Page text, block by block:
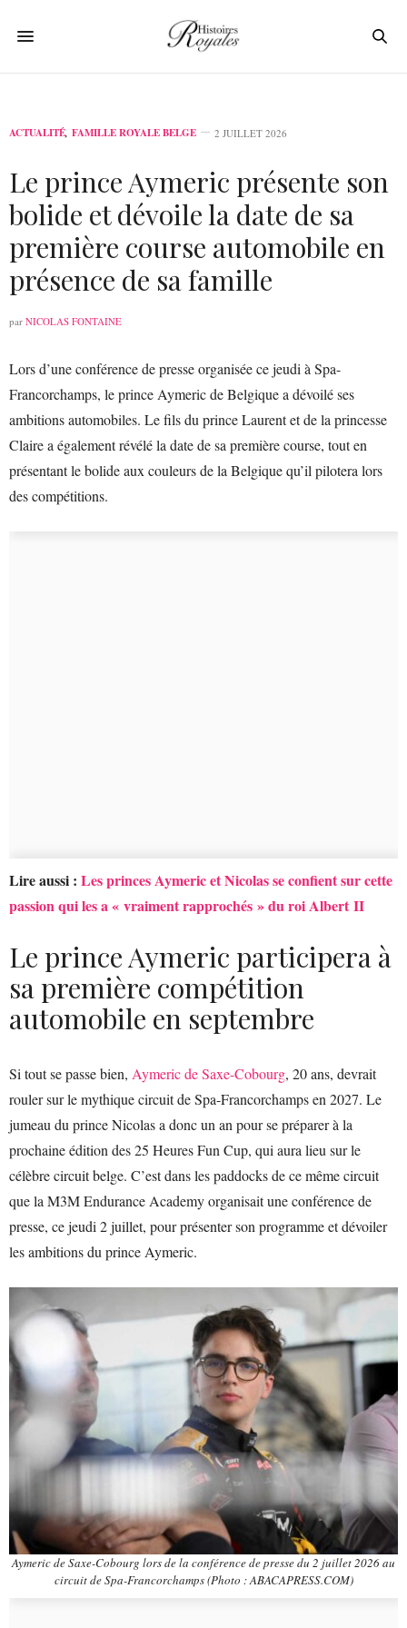
ACTUALITÉ, FAMILLE ROYALE BELGE 2 JUILLET 2026
Le prince Aymeric présente son
bolide et dévoile la date de sa
première course automobile en
présence de sa famille
par NICOLAS FONTAINE
Lors d’une conférence de presse organisée ce jeudi à Spa-
Francorchamps, le prince Aymeric de Belgique a dévoilé ses
ambitions automobiles. Le fils du prince Laurent et de la princesse
Claire a également révélé la date de sa première course, tout en
présentant le bolide aux couleurs de la Belgique qu’il pilotera lors
des compétitions.
Lire aussi : Les princes Aymeric et Nicolas se confient sur cette
passion qui les a « vraiment rapprochés » du roi Albert II
Le prince Aymeric participera à
sa première compétition
automobile en septembre
Si tout se passe bien, Aymeric de Saxe-Cobourg, 20 ans, devrait
rouler sur le mythique circuit de Spa-Francorchamps en 2027. Le
jumeau du prince Nicolas a donc un an pour se préparer à la
prochaine édition des 25 Heures Fun Cup, qui aura lieu sur le
célèbre circuit belge. C’est dans les paddocks de ce même circuit
que la M3M Endurance Academy organisait une conférence de
presse, ce jeudi 2 juillet, pour présenter son programme et dévoiler
les ambitions du prince Aymeric.
Aymeric de Saxe-Cobourg lors de la conférence de presse du 2 juillet 2026 au
circuit de Spa-Francorchamps (Photo : ABACAPRESS.COM)